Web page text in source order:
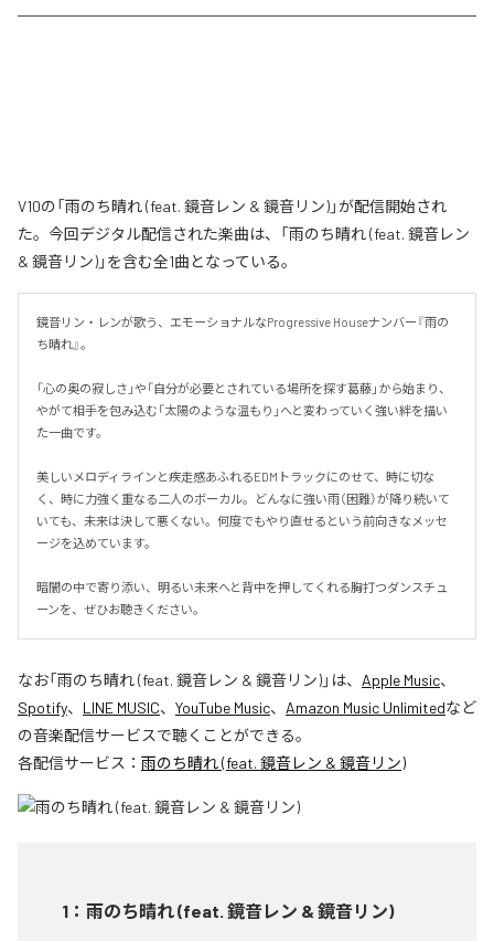
V10の「雨のち晴れ (feat. 鏡音レン & 鏡音リン)」が配信開始され
た。今回デジタル配信された楽曲は、「雨のち晴れ (feat. 鏡音レン
& 鏡音リン)」を含む全1曲となっている。
鏡音リン・レンが歌う、エモーショナルなProgressive Houseナンバー『雨の
ち晴れ』。
「心の奥の寂しさ」や「自分が必要とされている場所を探す葛藤」から始まり、
やがて相手を包み込む「太陽のような温もり」へと変わっていく強い絆を描い
た一曲です。
美しいメロディラインと疾走感あふれるEDMトラックにのせて、時に切な
く、時に力強く重なる二人のボーカル。どんなに強い雨（困難）が降り続いて
いても、未来は決して悪くない。何度でもやり直せるという前向きなメッセ
ージを込めています。
暗闇の中で寄り添い、明るい未来へと背中を押してくれる胸打つダンスチュ
ーンを、ぜひお聴きください。
なお「雨のち晴れ (feat. 鏡音レン & 鏡音リン)」は、 Apple Music、
Spotify、 LINE MUSIC、 YouTube Music、 Amazon Music Unlimitedなど
の音楽配信サービスで聴くことができる。
各配信サービス： 雨のち晴れ (feat. 鏡音レン & 鏡音リン)
1 ： 雨のち晴れ (feat. 鏡音レン & 鏡音リン)